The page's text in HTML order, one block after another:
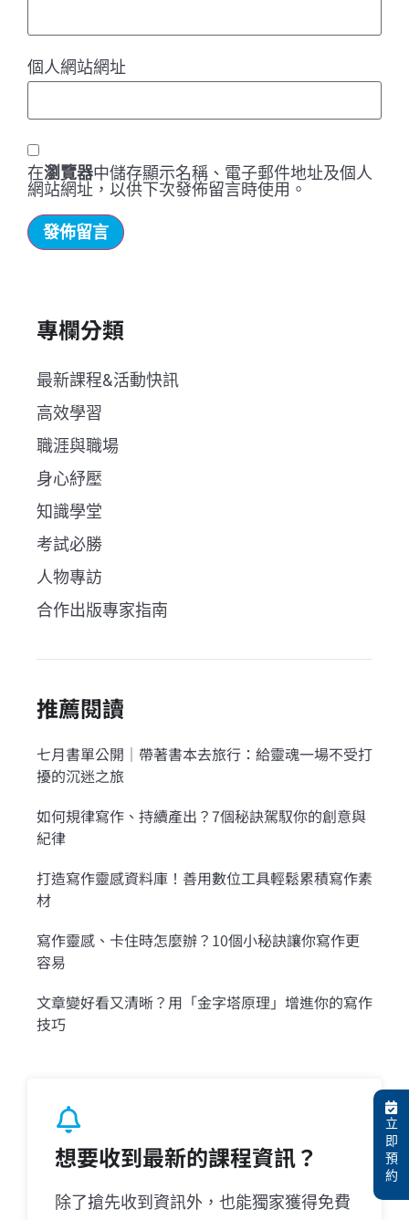
個人網站網址
在瀏覽器中儲存顯示名稱、電子郵件地址及個人
網站網址，以供下次發佈留言時使用。
專欄分類
最新課程&活動快訊
高效學習
職涯與職場
身心紓壓
知識學堂
考試必勝
人物專訪
合作出版專家指南
推薦閱讀
七月書單公開｜帶著書本去旅行：給靈魂一場不受打
擾的沉迷之旅
如何規律寫作、持續產出？7個秘訣駕馭你的創意與
紀律
打造寫作靈感資料庫！善用數位工具輕鬆累積寫作素
材
寫作靈感、卡住時怎麼辦？10個小秘訣讓你寫作更
容易
文章變好看又清晰？用「金字塔原理」增進你的寫作
技巧
想要收到最新的課程資訊？
除了搶先收到資訊外，也能獨家獲得免費
立
即
預
約